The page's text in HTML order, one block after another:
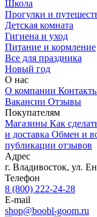
Школа
Прогулки и
Детская комната
Гигиена и уход
Питание и кормление
Все для праздника
Новый год
О нас
О компании
Вакансии Отзывы
Покупателям
Магазины Как
и доставка Обмен и
публикации отзывов
Адрес
г. Владивосток, ул.
Телефон
8 (800) 222-24-28
E-mail
shop@boobl-goom.ru